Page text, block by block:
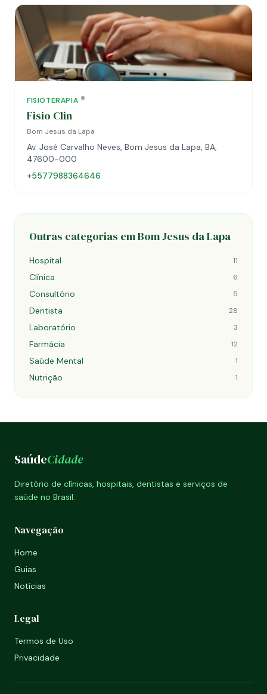
FISIOTERAPIA
Fisio Clin
Bom Jesus da Lapa
Av. José Carvalho Neves, Bom Jesus da Lapa, BA,
47600-000
+5577988364646
Outras categorias em Bom Jesus da Lapa
Hospital 11
Clínica 6
Consultório 5
Dentista 28
Laboratório 3
Farmácia 12
Saúde Mental 1
Nutrição 1
SaúdeCidade
Diretório de clínicas, hospitais, dentistas e serviços de
saúde no Brasil.
Navegação
Home
Guias
Notícias
Legal
Termos de Uso
Privacidade